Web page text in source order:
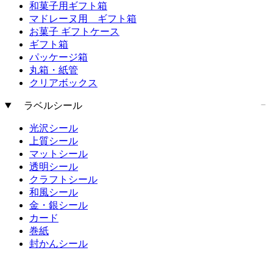
和菓子用ギフト箱
マドレーヌ用 ギフト箱
お菓子 ギフトケース
ギフト箱
パッケージ箱
丸箱・紙管
クリアボックス
ラベルシール
光沢シール
上質シール
マットシール
透明シール
クラフトシール
和風シール
金・銀シール
カード
巻紙
封かんシール